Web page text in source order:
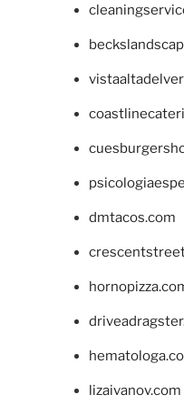
dmtacos.com
lizaivanov.com